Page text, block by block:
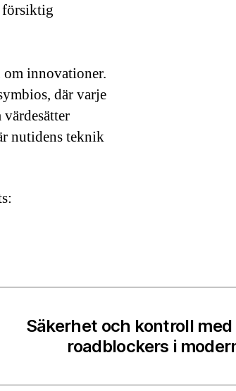
försiktig
om innovationer.
där varje
nutidens teknik
Säkerhet och kontroll
roadblockers i